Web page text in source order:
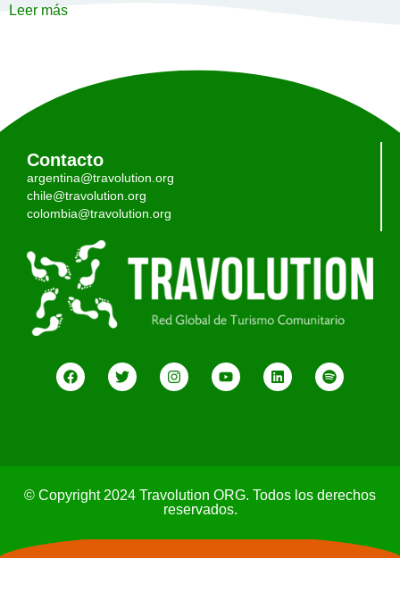
Leer más
Contacto
argentina@travolution.org
chile@travolution.org
colombia@travolution.org
© Copyright 2024 Travolution ORG. Todos los derechos
reservados.